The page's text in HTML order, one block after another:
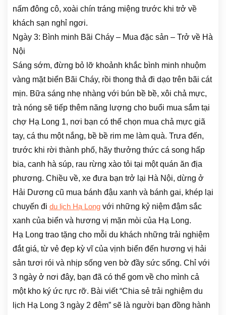
nấm đông cô, xoài chín tráng miệng trước khi trở về
khách sạn nghỉ ngơi.
Ngày 3: Bình minh Bãi Cháy – Mua đặc sản – Trở về Hà
Nội
Sáng sớm, đừng bỏ lỡ khoảnh khắc bình minh nhuộm
vàng mặt biển Bãi Cháy, rồi thong thả đi dạo trên bãi cát
mịn. Bữa sáng nhẹ nhàng với bún bề bề, xôi chả mực,
trà nóng sẽ tiếp thêm năng lượng cho buổi mua sắm tại
chợ Hạ Long 1, nơi bạn có thể chọn mua chả mực giã
tay, cá thu một nắng, bề bề rim me làm quà. Trưa đến,
trước khi rời thành phố, hãy thưởng thức cá song hấp
bia, canh hà súp, rau rừng xào tỏi tại một quán ăn địa
phương. Chiều về, xe đưa bạn trở lại Hà Nội, dừng ở
Hải Dương cũ mua bánh đậu xanh và bánh gai, khép lại
chuyến đi du lịch Hạ Long với những kỷ niệm đậm sắc
xanh của biển và hương vị mặn mòi của Hạ Long.
Hạ Long trao tặng cho mỗi du khách những trải nghiệm
đắt giá, từ vẻ đẹp kỳ vĩ của vịnh biển đến hương vị hải
sản tươi rói và nhịp sống ven bờ đầy sức sống. Chỉ với
3 ngày ở nơi đây, bạn đã có thể gom về cho mình cả
một kho ký ức rực rỡ. Bài viết “Chia sẻ trải nghiệm du
lịch Hạ Long 3 ngày 2 đêm” sẽ là người bạn đồng hành